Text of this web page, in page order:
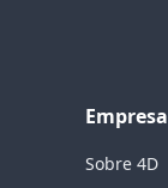
Empresa
Sobre 4D